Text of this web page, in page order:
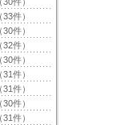
（33件）
（30件）
（32件）
（30件）
（31件）
（31件）
（30件）
（31件）